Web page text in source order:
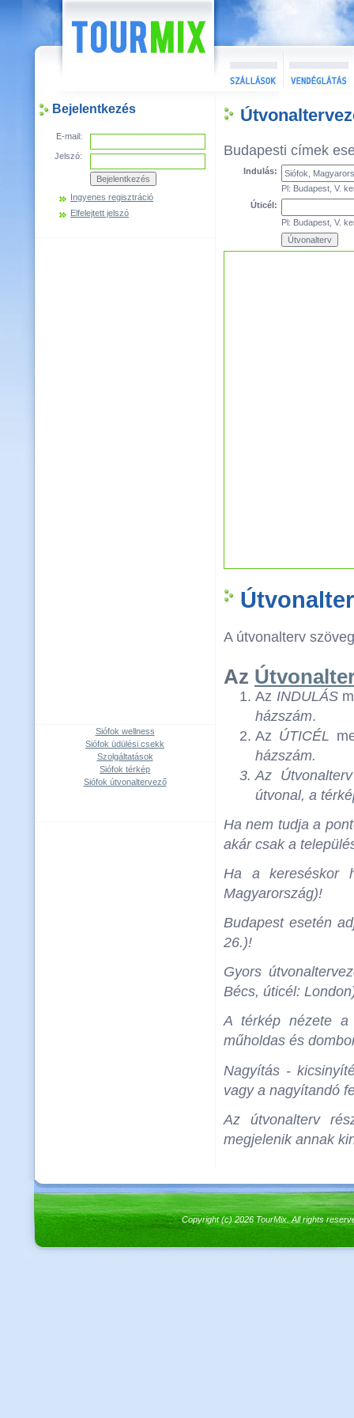
Bejelentkezés
E-mail:
Jelszó:
Ingyenes regisztráció
Elfelejtett jelszó
Siófok wellness
Siófok üdülési csekk
Szolgáltatások
Siófok térkép
Siófok útvonaltervező
Budapesti címek
Indulás:
Pl: Budapest, V.
Úticél:
Pl: Budapest, V.
A útvonalterv
Az
Az INDULÁS
házszám.
Az ÚTICÉL
házszám.
Az Útvonalterv
útvonal, a
Ha nem tudja a
akár csak a
Ha a kereséskor
Magyarország)!
Budapest esetén
26.)!
Gyors
Bécs, úticél:
A térkép nézete a
műholdas és
Nagyítás -
vagy a nagyítandó
Az útvonalterv
megjelenik annak
Copyright (c) 2026 TourMix. All rights